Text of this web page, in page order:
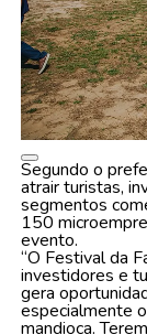
Segundo o
atrair turistas,
segmentos
150
evento.
“O Festival da
investidores e
gera
especialmente
mandioca.